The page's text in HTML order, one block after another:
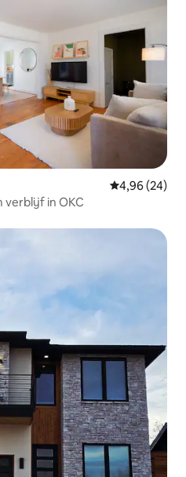
Gemiddelde
4,96 (24)
verblijf in OKC